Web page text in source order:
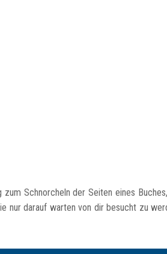
Schnorcheln der Seiten eines
nur darauf warten von dir besucht zu